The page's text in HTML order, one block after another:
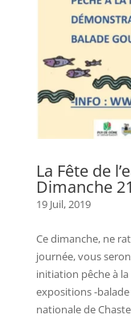
La Fête de
Dimanche
19 Juil, 2019
Ce dimanche, ne
journée, vous
initiation pêche à
expositions -
nationale de